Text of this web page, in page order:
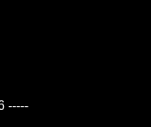
-----